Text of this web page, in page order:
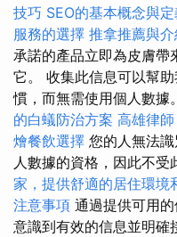
技巧 SEO的基本概念與
服務的選擇 推拿推薦與介
承諾的產品立即為皮膚帶
它。 收集此信息可以幫
慣，而無需使用個人數據
的白蟻防治方案 高雄律
燴餐飲選擇 您的人無法
人數據的資格，因此不受
家，提供舒適的居住環境
注意事項 通過提供可用
意識到有效的信息並明確